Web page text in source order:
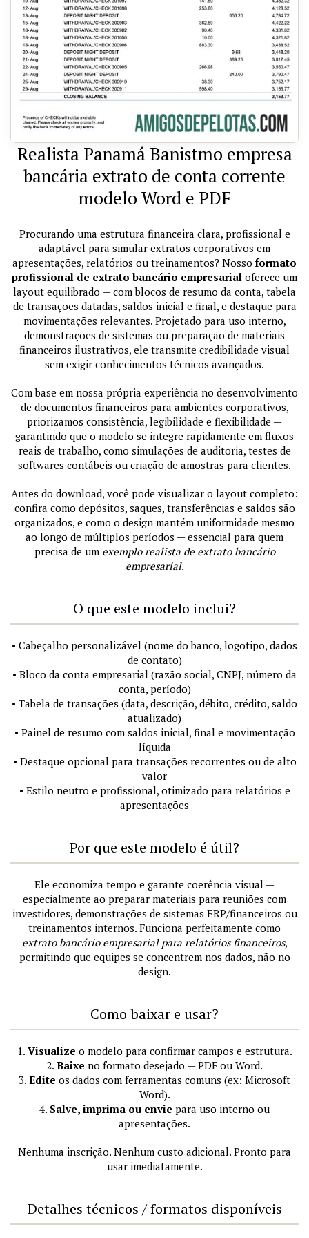
Realista Panamá Banistmo empresa
bancária extrato de conta corrente
modelo Word e PDF
Procurando uma estrutura financeira clara, profissional e
adaptável para simular extratos corporativos em
apresentações, relatórios ou treinamentos? Nosso formato
profissional de extrato bancário empresarial oferece um
layout equilibrado — com blocos de resumo da conta, tabela
de transações datadas, saldos inicial e final, e destaque para
movimentações relevantes. Projetado para uso interno,
demonstrações de sistemas ou preparação de materiais
financeiros ilustrativos, ele transmite credibilidade visual
sem exigir conhecimentos técnicos avançados.
Com base em nossa própria experiência no desenvolvimento
de documentos financeiros para ambientes corporativos,
priorizamos consistência, legibilidade e flexibilidade —
garantindo que o modelo se integre rapidamente em fluxos
reais de trabalho, como simulações de auditoria, testes de
softwares contábeis ou criação de amostras para clientes.
Antes do download, você pode visualizar o layout completo:
confira como depósitos, saques, transferências e saldos são
organizados, e como o design mantém uniformidade mesmo
ao longo de múltiplos períodos — essencial para quem
precisa de um exemplo realista de extrato bancário
empresarial.
O que este modelo inclui?
• Cabeçalho personalizável (nome do banco, logotipo, dados
de contato)
• Bloco da conta empresarial (razão social, CNPJ, número da
conta, período)
• Tabela de transações (data, descrição, débito, crédito, saldo
atualizado)
• Painel de resumo com saldos inicial, final e movimentação
líquida
• Destaque opcional para transações recorrentes ou de alto
valor
• Estilo neutro e profissional, otimizado para relatórios e
apresentações
Por que este modelo é útil?
Ele economiza tempo e garante coerência visual —
especialmente ao preparar materiais para reuniões com
investidores, demonstrações de sistemas ERP/financeiros ou
treinamentos internos. Funciona perfeitamente como
extrato bancário empresarial para relatórios financeiros,
permitindo que equipes se concentrem nos dados, não no
design.
Como baixar e usar?
1. Visualize o modelo para confirmar campos e estrutura.
2. Baixe no formato desejado — PDF ou Word.
3. Edite os dados com ferramentas comuns (ex: Microsoft
Word).
4. Salve, imprima ou envie para uso interno ou
apresentações.
Nenhuma inscrição. Nenhum custo adicional. Pronto para
usar imediatamente.
Detalhes técnicos / formatos disponíveis